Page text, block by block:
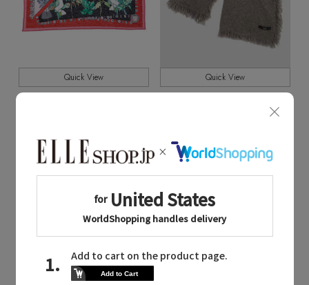
Quick View
¥19,800
¥13,860 30%OFF
Quick View
¥52,800